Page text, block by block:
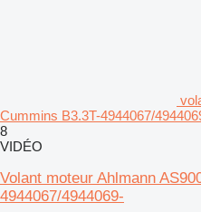
Cummins B3.3T-4944067/
8
VIDÉO
Volant moteur Ahlmann
4944067/4944069-